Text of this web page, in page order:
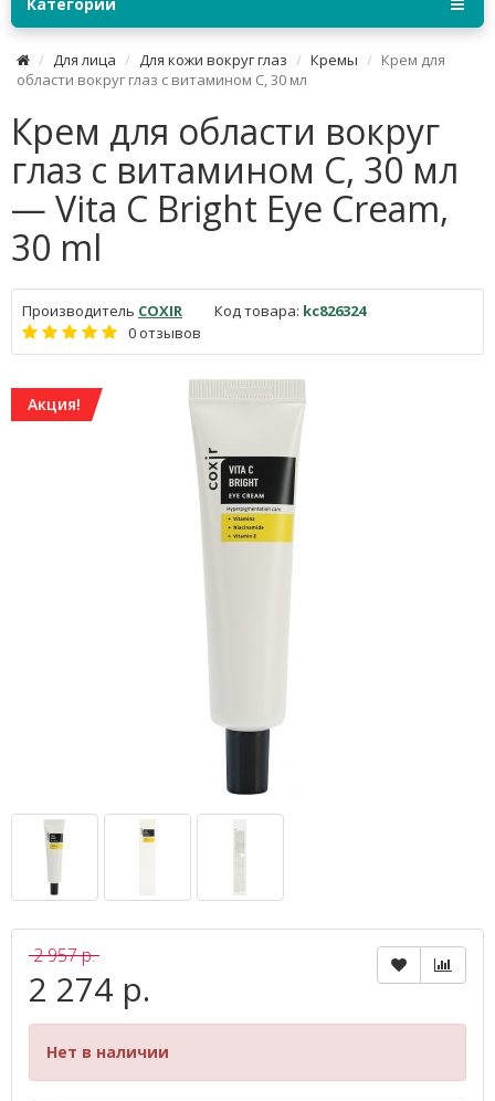
Для лица Для кожи вокруг глаз Кремы
Крем для
области вокруг глаз с витамином С, 30 мл
Крем для области вокруг
глаз с витамином С, 30 мл
— Vita C Bright Eye Cream,
30 ml
Производитель COXIR Код товара: kc826324
0 отзывов
Акция!
2 957 р.
2 274 р.
Нет в наличии